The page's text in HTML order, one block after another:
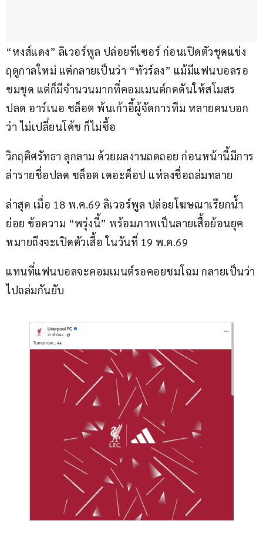
“หงส์แดง” ลิเวอร์พูล ปล่อยทีเซอร์ ก่อนเปิดตัวชุดแข่ง
ฤดูกาลใหม่ แต่กลายเป็นว่า “ทัวร์ลง” แม้มีแฟนบอลรอ
ชมชุด แต่ก็มีจำนวนมากที่คอมเมนต์กดดันให้สโมสร
ปลด อาร์เนอ ชล็อต พ้นเก้าอี้ผู้จัดการทีม หลายคนบอก
ว่า ไม่เปลี่ยนโค้ช ก็ไม่ซื้อ
วิกฤติศรัทธา ลุกลาม ด้วยผลงานถดถอย ก่อนหน้านี้มีการ
ล่ารายชื่อปลด ชล็อต เดอะค็อป แห่ลงชื่อถล่มทลาย
ล่าสุด เมื่อ 18 พ.ค.69 ลิเวอร์พูล ปล่อยโฆษณาเรียกน้ำ
ย่อย ข้อความ “พรุ่งนี้” พร้อมภาพเป็นลายเสื้อย้อนยุค
หมายถึงจะเปิดตัวเสื้อ ในวันที่ 19 พ.ค.69
แทนที่แฟนบอลจะคอมเมนต์รอคอยชมโฉม กลายเป็นว่า
ไปถล่มกันยับ